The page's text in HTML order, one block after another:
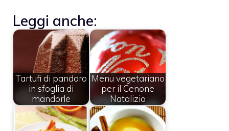
Leggi anche:
Tartufi di pandoro
in sfoglia di
mandorle
Menu vegetariano
per il Cenone
Natalizio